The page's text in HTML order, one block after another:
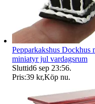
Pepparkakshus Dockhus
miniatyr jul vardagsrum
Sluttid6 sep 23:56.
Pris:39 kr,Köp nu.